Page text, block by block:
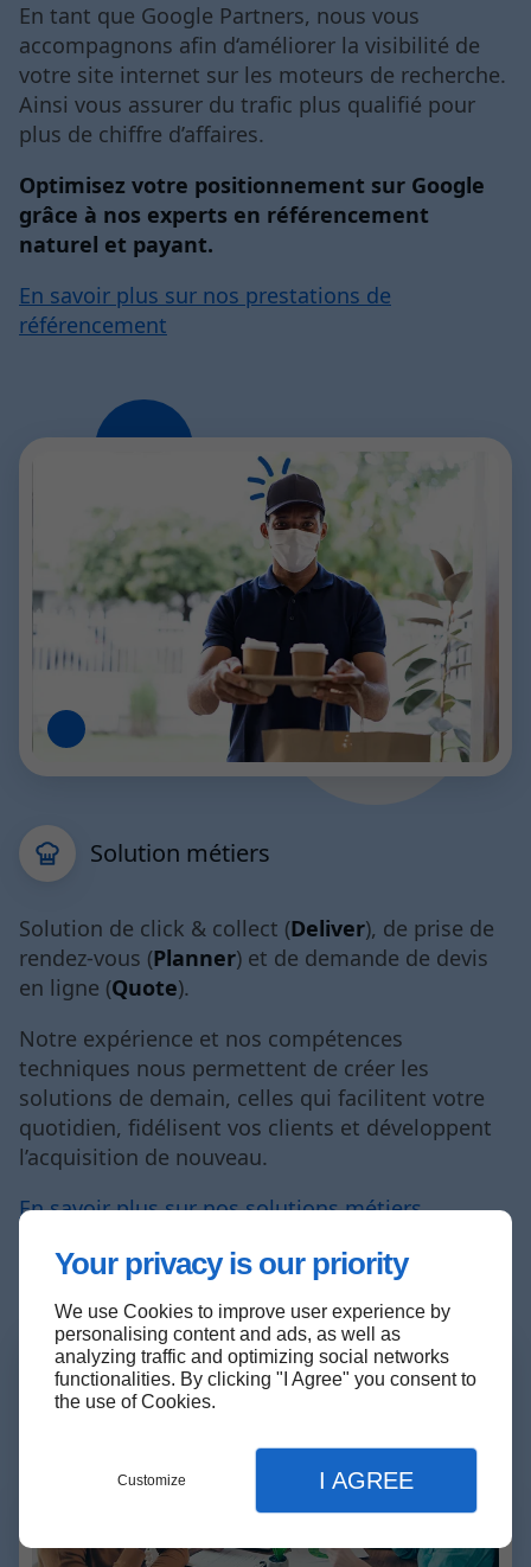
Your privacy is our priority
We use Cookies to improve user experience by
personalising content and ads, as well as
analyzing traffic and optimizing social networks
functionalities. By clicking "I Agree" you consent to
the use of Cookies.
Customize I AGREE
En tant que Google Partners, nous vous
accompagnons afin d‘améliorer la visibilité de
votre site internet sur les moteurs de recherche.
Ainsi vous assurer du trafic plus qualifié pour
plus de chiffre d’affaires.
Optimisez votre positionnement sur Google
grâce à nos experts en référencement
naturel et payant.
En savoir plus sur nos prestations de
référencement
Solution métiers
Solution de click & collect (Deliver), de prise de
rendez-vous (Planner) et de demande de devis
en ligne (Quote).
Notre expérience et nos compétences
techniques nous permettent de créer les
solutions de demain, celles qui facilitent votre
quotidien, fidélisent vos clients et développent
l’acquisition de nouveau.
En savoir plus sur nos solutions métiers